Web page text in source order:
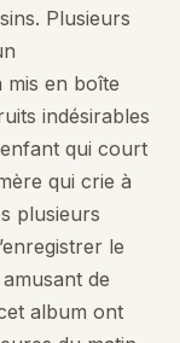
Plusieurs
mis en boîte
indésirables
qui court
qui crie à
plusieurs
le
de
album ont